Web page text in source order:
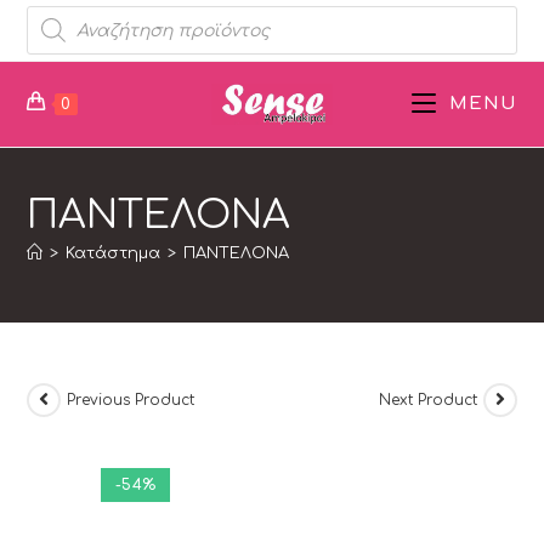
0 MENU
ΠΑΝΤΕΛΟΝΑ
> Κατάστημα > ΠΑΝΤΕΛΟΝΑ
-54%
Previous Product Next Product